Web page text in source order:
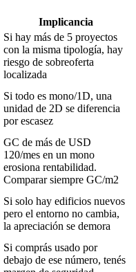
Implicancia
Si hay más de 5 proyectos
con la misma tipología, hay
riesgo de sobreoferta
localizada
Si todo es mono/1D, una
unidad de 2D se diferencia
por escasez
GC de más de USD
120/mes en un mono
erosiona rentabilidad.
Comparar siempre GC/m2
Si solo hay edificios nuevos
pero el entorno no cambia,
la apreciación se demora
Si comprás usado por
debajo de ese número, tenés